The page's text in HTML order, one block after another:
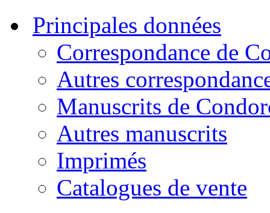
Principales données
Correspondance de
Autres
Manuscrits de
Autres manuscrits
Imprimés
Catalogues de vente